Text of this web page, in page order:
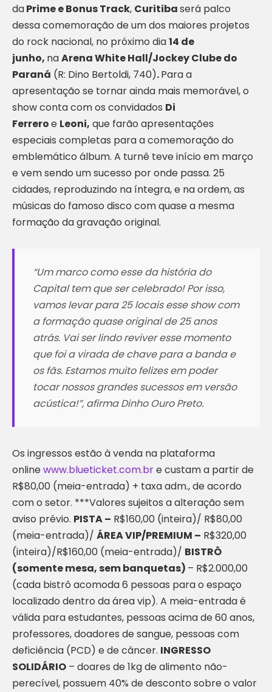
daPrime e Bonus Track, Curitibaserá palco
dessa comemoração de um dos maiores projetos
do rock nacional, no próximo dia14 de
junho, naArena White Hall/Jockey Clube do
Paraná (R: Dino Bertoldi, 740).Para a
apresentação se tornar ainda mais memorável, o
show conta com os convidados Di
Ferreroe Leoni, que farão apresentações
especiais completas para a comemoração do
emblemático álbum. A turnê teve início em março
e vem sendo um sucesso por onde passa. 25
cidades, reproduzindo na íntegra, e na ordem, as
músicas do famoso disco com quase a mesma
formação da gravação original.
“Um marco como esse da história do
Capital tem que ser celebrado! Por isso,
vamos levar para 25 locais esse show com
a formação quase original de 25 anos
atrás. Vai ser lindo reviver esse momento
que foi a virada de chave para a banda e
os fãs. Estamos muito felizes em poder
tocar nossos grandes sucessos em versão
acústica!”, afirma Dinho Ouro Preto.
Os ingressos estão à venda na plataforma
onlinewww.blueticket.com.bre custam a partir de
R$80,00 (meia-entrada) + taxa adm., de acordo
com o setor. ***Valores sujeitos a alteração sem
aviso prévio. PISTA – R$160,00 (inteira)/ R$80,00
(meia-entrada)/ ÁREA VIP/PREMIUM – R$320,00
(inteira)/R$160,00 (meia-entrada)/ BISTRÔ
(somente mesa, sem banquetas) – R$2.000,00
(cada bistrô acomoda 6 pessoas para o espaço
localizado dentro da área vip). A meia-entrada é
válida para estudantes, pessoas acima de 60 anos,
professores, doadores de sangue, pessoas com
deficiência (PCD) e de câncer. INGRESSO
SOLIDÁRIO – doares de 1kg de alimento não-
perecível, possuem 40% de desconto sobre o valor